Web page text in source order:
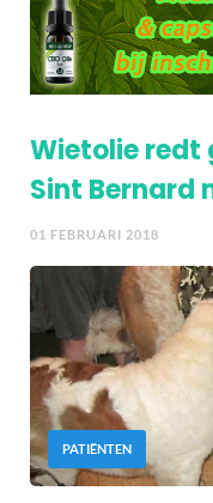
Wietolie redt
Sint Bernard
01 FEBRUARI 2018
PATIËNTEN